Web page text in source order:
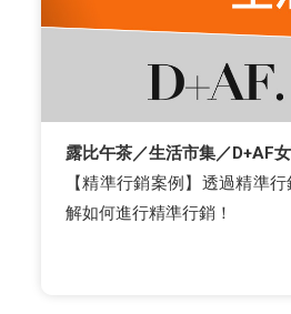
露比午茶／生活市集／D+AF
【精準行銷案例】透過精準
解如何進行精準行銷！